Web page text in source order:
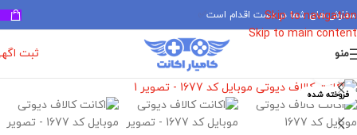
Skip to navigation
Skip to main content
سفارش های شما در دست اقدام است
منو ثبت
فروخته شده
برای بزرگنمایی کلیک کنید